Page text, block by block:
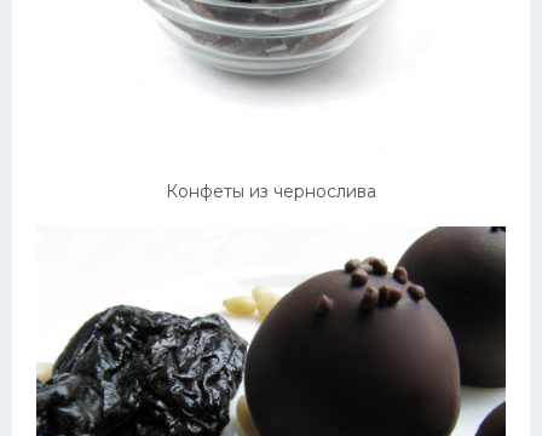
Конфеты из чернослива